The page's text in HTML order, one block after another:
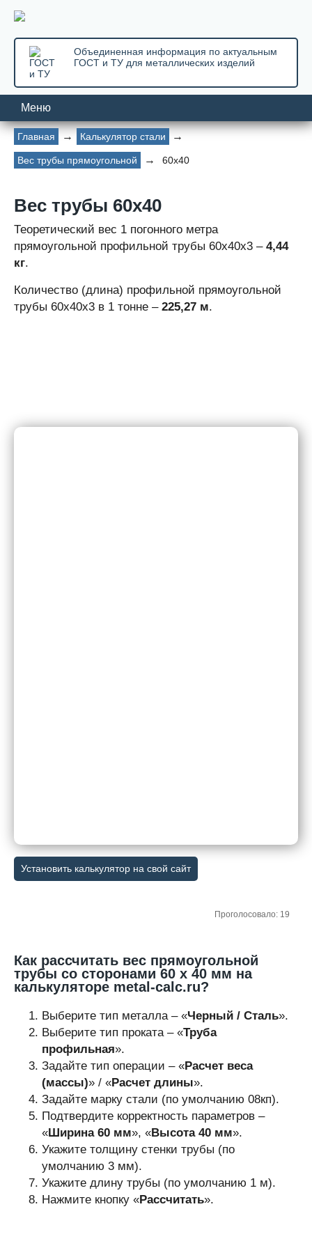
Объединенная информация по актуальным
ГОСТ и ТУ для металлических изделий
Меню
Главная Калькулятор стали
Вес трубы прямоугольной 60х40
Вес трубы 60х40
Теоретический вес 1 погонного метра
прямоугольной профильной трубы 60х40х3 – 4,44
кг.
Количество (длина) профильной прямоугольной
трубы 60x40x3 в 1 тонне – 225,27 м.
Установить калькулятор на свой сайт
Проголосовало: 19
Как рассчитать вес прямоугольной
трубы со сторонами 60 х 40 мм на
калькуляторе metal-calc.ru?
Выберите тип металла – «Черный / Сталь».
Выберите тип проката – «Труба
профильная».
Задайте тип операции – «Расчет веса
(массы)» / «Расчет длины».
Задайте марку стали (по умолчанию 08кп).
Подтвердите корректность параметров –
«Ширина 60 мм», «Высота 40 мм».
Укажите толщину стенки трубы (по
умолчанию 3 мм).
Укажите длину трубы (по умолчанию 1 м).
Нажмите кнопку «Рассчитать».